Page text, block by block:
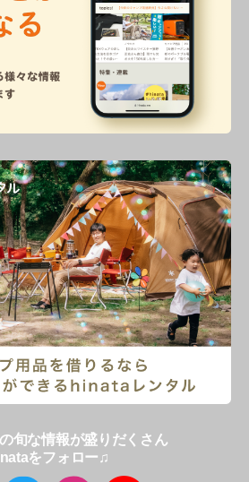
旬な情報が盛りだくさん
をフォロー♫